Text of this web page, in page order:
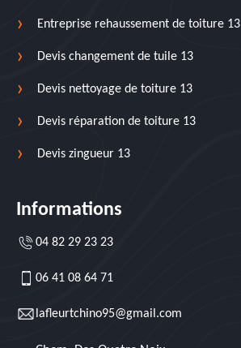
Entreprise rehaussement de toiture 13
Devis changement de tuile 13
Devis nettoyage de toiture 13
Devis réparation de toiture 13
Devis zingueur 13
Informations
04 82 29 23 23
06 41 08 64 71
lafleurtchino95@gmail.com